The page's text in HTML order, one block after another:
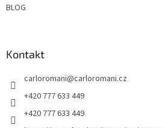
BLOG
Kontakt
carloromani@carloromani.cz
+420 777 633 449
+420 777 633 449